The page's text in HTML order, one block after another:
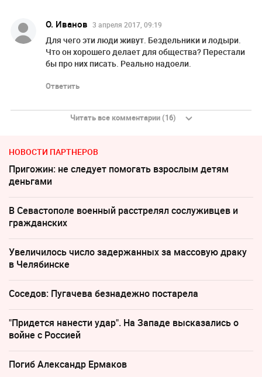
О. Иванов 3 апреля 2017, 09:19
Для чего эти люди живут. Бездельники и лодыри.
Что он хорошего делает для общества? Перестали
бы про них писать. Реально надоели.
Ответить
Читать все комментарии (16)
НОВОСТИ ПАРТНЕРОВ
Пригожин: не следует помогать взрослым детям
деньгами
В Севастополе военный расстрелял сослуживцев и
гражданских
Увеличилось число задержанных за массовую драку
в Челябинске
Соседов: Пугачева безнадежно постарела
"Придется нанести удар". На Западе высказались о
войне с Россией
Погиб Александр Ермаков